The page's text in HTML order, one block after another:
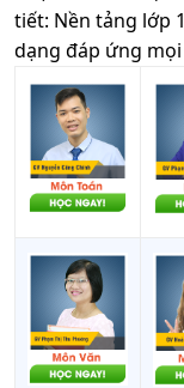
tiết: Nền tảng lớp
dạng đáp ứng